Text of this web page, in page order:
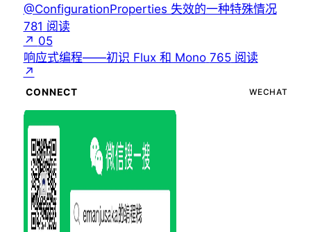
@ConfigurationProperties 失效的一种特殊情况
781 阅读
↗ 05
响应式编程——初识 Flux 和 Mono 765阅读
↗
CONNECT WECHAT